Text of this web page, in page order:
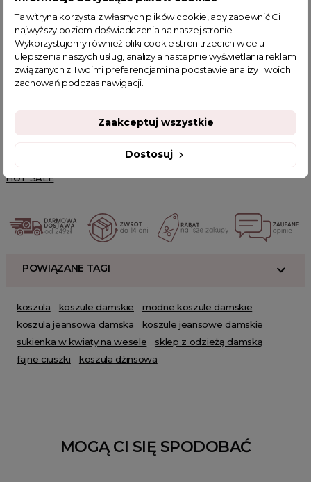
Jeansowa koszula ze zdobionymi kieszeniami Briar -
Cechy produktu
krótkie rękawy, zapięcie na guziki
Zobacz wszystkie produkty Clamodi
Zobacz nowości Clamodi
Koszule jeansowe
HOT SALE
POWIĄZANE TAGI
koszula koszule damskie
modne koszule damskie
koszula jeansowa damska
koszule jeansowe damskie
sukienka w kwiaty na wesele
sklep z odzieżą damską
fajne ciuszki
koszula dżinsowa
MOGĄ CI SIĘ SPODOBAĆ
Ta witryna korzysta z własnych plików cookie, aby zapewnić Ci
najwyższy poziom doświadczenia na naszej stronie .
Wykorzystujemy również pliki cookie stron trzecich w celu
ulepszenia naszych usług, analizy a nastepnie wyświetlania reklam
związanych z Twoimi preferencjami na podstawie analizy Twoich
zachowań podczas nawigacji.
Dostosuj
Zaakceptuj wszystkie